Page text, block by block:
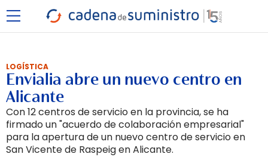
LOGÍSTICA
Envialia abre un nuevo centro en
Alicante
Con 12 centros de servicio en la provincia, se ha
firmado un "acuerdo de colaboración empresarial"
para la apertura de un nuevo centro de servicio en
San Vicente de Raspeig en Alicante.